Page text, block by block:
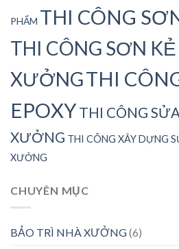
PHẨM THI CÔNG
THI CÔNG SƠN
XƯỞNGTHI
EPOXYTHI CÔNG
XƯỞNG THI CÔNG XÂY DỰNG
XƯỞNG
CHUYÊN MỤC
BẢO TRÌ NHÀ XƯỞNG(6)